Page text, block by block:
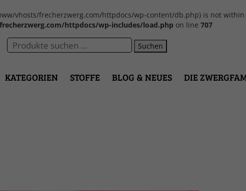
vhosts/frecherzwerg.com/httpdocs/wp-content/db.php) is not
httpdocs/wp-includes/load.php on line 707
Suchen
KATEGORIEN STOFFE BLOG & NEUES DIE